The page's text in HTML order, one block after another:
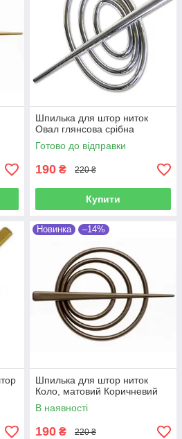
Шпилька для штор ниток
Овал глянсова срібна
Готово до відправки
190 ₴ 220 ₴
Купити
Новинка –14%
Шпилька для штор ниток
Коло, матовий Коричневий
В наявності
190 ₴ 220 ₴